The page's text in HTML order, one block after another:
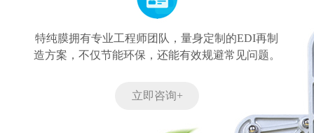
特纯膜拥有专业工程师团队，量身定制的EDI再制
造方案，不仅节能环保，还能有效规避常见问题。
立即咨询+